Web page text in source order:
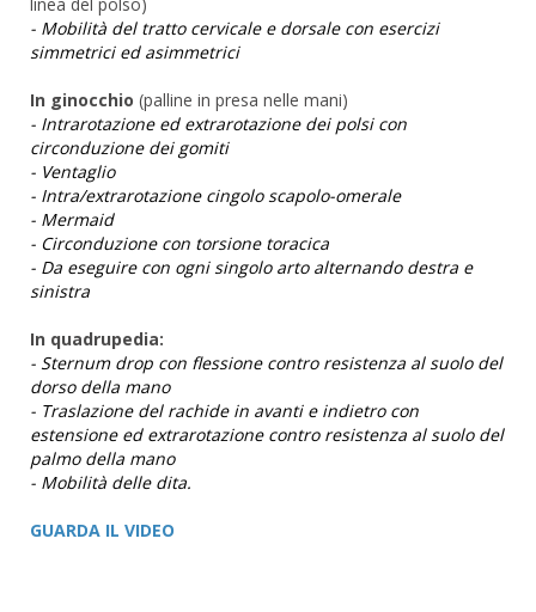
- Mobilità del tratto cervicale e dorsale con esercizi
simmetrici ed asimmetrici
In ginocchio (palline in presa nelle mani)
- Intrarotazione ed extrarotazione dei polsi con
circonduzione dei gomiti
- Ventaglio
- Intra/extrarotazione cingolo scapolo-omerale
- Mermaid
- Circonduzione con torsione toracica
- Da eseguire con ogni singolo arto alternando destra e
sinistra
In quadrupedia:
- Sternum drop con flessione contro resistenza al suolo del
dorso della mano
- Traslazione del rachide in avanti e indietro con
estensione ed extrarotazione contro resistenza al suolo del
palmo della mano
- Mobilità delle dita.
GUARDA IL VIDEO